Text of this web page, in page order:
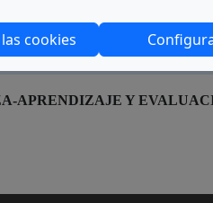
cookies
APRENDIZAJE Y